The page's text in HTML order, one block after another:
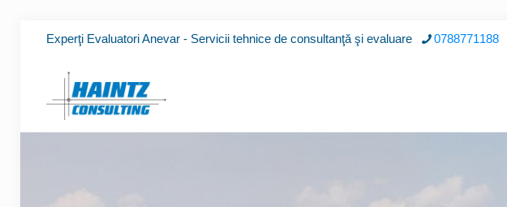
Experţi Evaluatori Anevar - Servicii tehnice de consultanţă şi evaluare 0788771188